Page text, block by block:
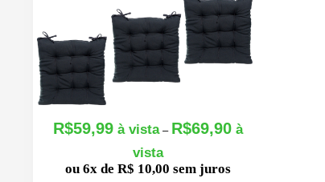
R$59,99 – R$69,90
a
i
ou 6x de R$ 10,00 sem juros